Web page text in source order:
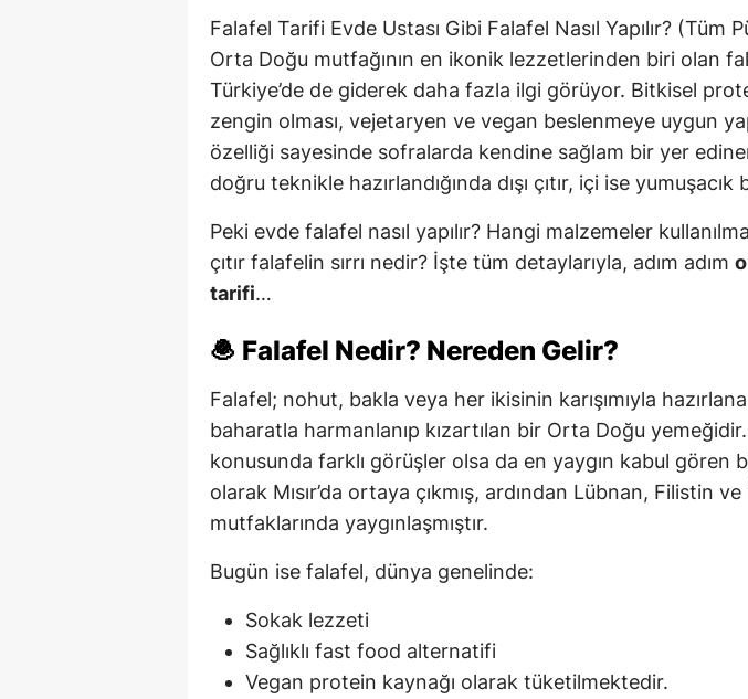
Falafel Tarifi Evde Ustası Gibi Falafel Nasıl Yapılır? (Tüm
Orta Doğu mutfağının en ikonik lezzetlerinden biri olan
Türkiye’de de giderek daha fazla ilgi görüyor. Bitkisel
zengin olması, vejetaryen ve vegan beslenmeye uygun
özelliği sayesinde sofralarda kendine sağlam bir yer
doğru teknikle hazırlandığında dışı çıtır, içi ise yumuşacık
Peki evde falafel nasıl yapılır? Hangi malzemeler
çıtır falafelin sırrı nedir? İşte tüm detaylarıyla, adım adım
tarifi…
🧆 Falafel Nedir? Nereden Gelir?
Falafel; nohut, bakla veya her ikisinin karışımıyla
baharatla harmanlanıp kızartılan bir Orta Doğu
konusunda farklı görüşler olsa da en yaygın kabul gören
olarak Mısır’da ortaya çıkmış, ardından Lübnan, Filistin ve
mutfaklarında yaygınlaşmıştır.
Bugün ise falafel, dünya genelinde:
Sokak lezzeti
Sağlıklı fast food alternatifi
Vegan protein kaynağı olarak tüketilmektedir.